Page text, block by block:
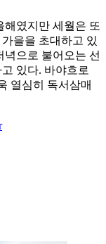
해였지만 세월은 또
을을 초대하고 있
녁으로 불어오는 선
있다. 바야흐로
열심히 독서삼매